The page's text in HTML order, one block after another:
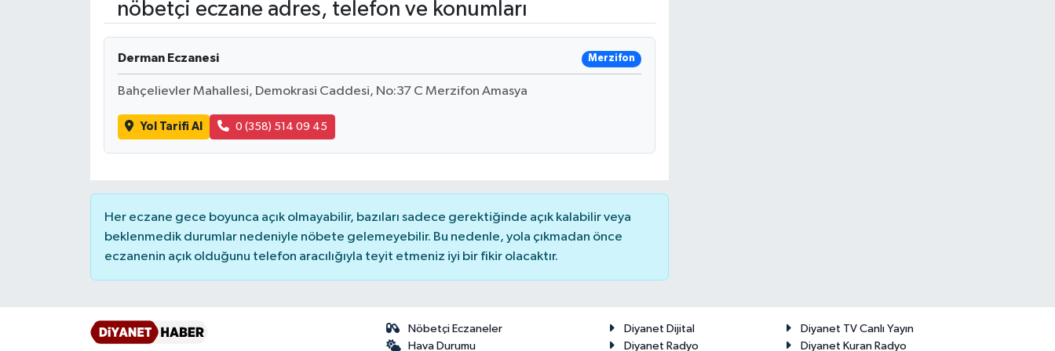
nöbetçi eczane adres, telefon ve konumları
Derman Eczanesi Merzifon
Bahçelievler Mahallesi, Demokrasi Caddesi, No:37 C Merzifon Amasya
Yol Tarifi Al 0 (358) 514 09 45
Her eczane gece boyunca açık olmayabilir, bazıları sadece gerektiğinde açık kalabilir veya
beklenmedik durumlar nedeniyle nöbete gelemeyebilir. Bu nedenle, yola çıkmadan önce
eczanenin açık olduğunu telefon aracılığıyla teyit etmeniz iyi bir fikir olacaktır.
Nöbetçi Eczaneler
Hava Durumu
Diyanet Dijital
Diyanet TV Canlı Yayın
Diyanet Radyo
Diyanet Kuran Radyo
Ardahan Müftülüğü
Balıkesir Müftülüğü
Bingöl Müftülüğü
Peygamberimizin Hayatı
DİYANET RADYO/TV